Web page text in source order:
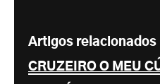
Artigos relacionados
CRUZEIRO O MEU